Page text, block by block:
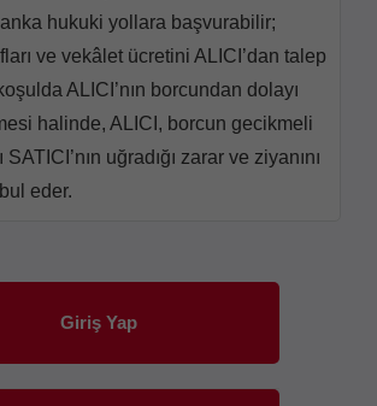
hukuki yollara başvurabilir;
ve vekâlet ücretini ALICI’dan talep
ALICI’nın borcundan dolayı
halinde, ALICI, borcun gecikmeli
uğradığı zarar ve ziyanını
eder.
Giriş Yap